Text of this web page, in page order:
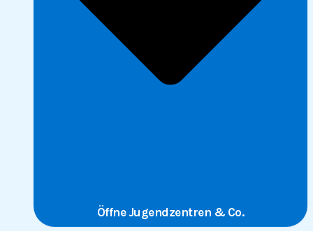
Öffne Jugendzentren & Co.